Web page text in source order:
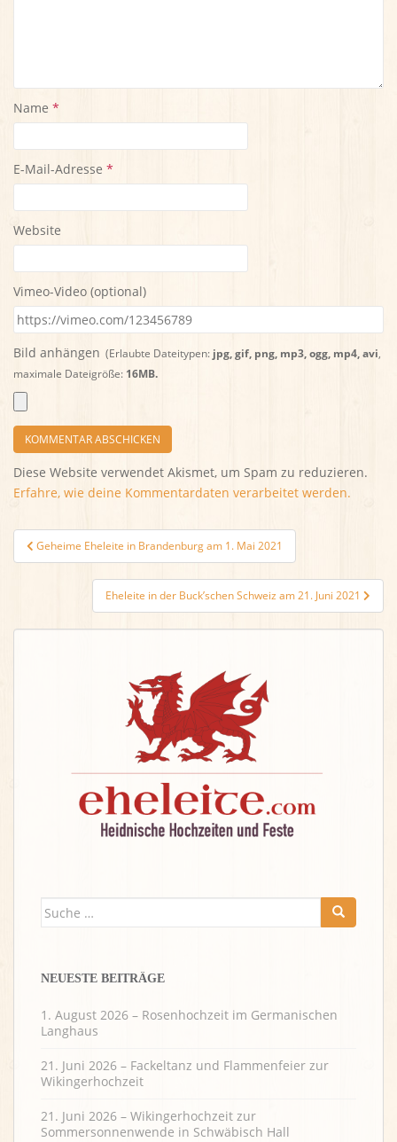
Name *
E-Mail-Adresse *
Website
Vimeo-Video (optional)
Bild anhängen (Erlaubte Dateitypen: jpg, gif, png, mp3, ogg, mp4, avi
maximale Dateigröße: 16MB.
Diese Website verwendet Akismet, um Spam zu reduzieren.
Erfahre, wie deine Kommentardaten verarbeitet werden.
Beitragsnavigation
Geheime Eheleite in Brandenburg am 1. Mai 2021
Eheleite in der Buck’schen Schweiz am 21. Juni 2021
Suche
NEUESTE BEITRÄGE
1. August 2026 – Rosenhochzeit im Germanischen
Langhaus
21. Juni 2026 – Fackeltanz und Flammenfeier zur
Wikingerhochzeit
21. Juni 2026 – Wikingerhochzeit zur
Sommersonnenwende in Schwäbisch Hall